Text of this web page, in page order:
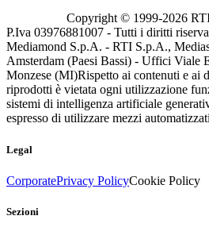
Copyright © 1999-2026
P.Iva 03976881007 - Tutti i diritti
Mediamond S.p.A. - RTI S.p.A.,
Amsterdam (Paesi Bassi) - Uffici Viale
Monzese (MI)Rispetto ai contenuti e ai
riprodotti è vietata ogni utilizzazione
sistemi di intelligenza artificiale
espresso di utilizzare mezzi
Legal
CorporatePrivacy PolicyCookie Policy
Sezioni